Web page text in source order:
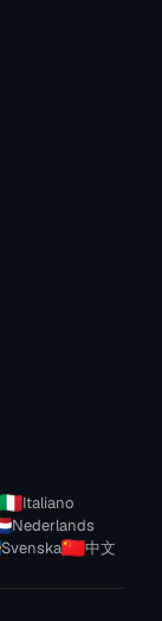
Italiano
Nederlands
Svenska 中文